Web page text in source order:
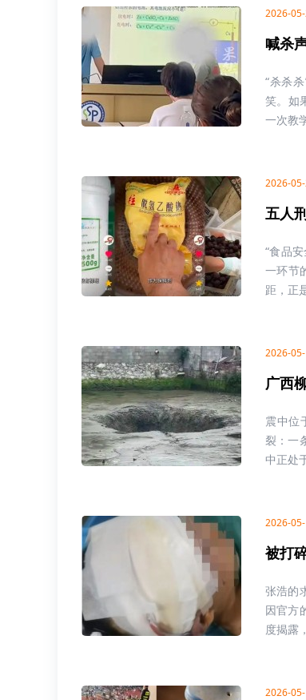
2026-
喊杀
“杀杀
笑。如
一次教
2026-
五人
“食品
一环节
距，正
2026-
广西
震中位
裂：一
中正处
2026-
被打
张浩的
因官方
度揭露
2026-